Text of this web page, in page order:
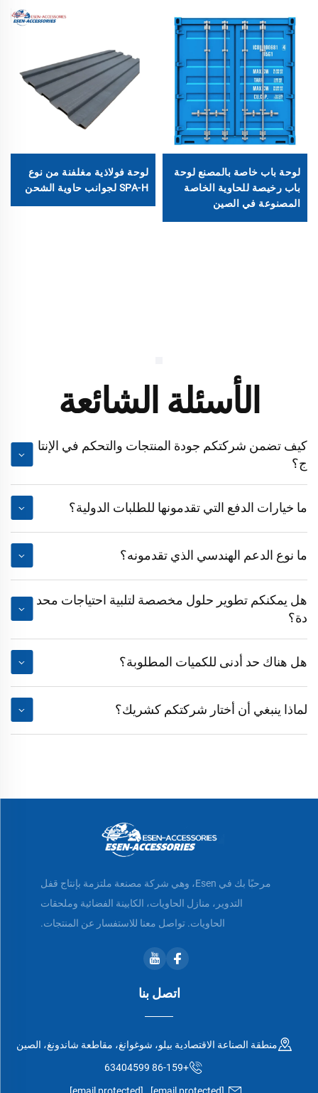
لوحة باب خاصة بالمصنع لوحة
باب رخيصة للحاوية الخاصة
المصنوعة في الصين
لوحة فولاذية مغلفنة من نوع
SPA-H لجوانب حاوية الشحن
الأسئلة الشائعة
كيف تضمن شركتكم جودة المنتجات والتحكم في الإنتا
ج؟
ما خيارات الدفع التي تقدمونها للطلبات الدولية؟
ما نوع الدعم الهندسي الذي تقدمونه؟
هل يمكنكم تطوير حلول مخصصة لتلبية احتياجات محد
دة؟
هل هناك حد أدنى للكميات المطلوبة؟
لماذا ينبغي أن أختار شركتكم كشريك؟
مرحبًا بك في Esen، وهي شركة مصنعة ملتزمة بإنتاج قفل
التدوير، منازل الحاويات، الكابينة الفضائية وملحقات
الحاويات. تواصل معنا للاستفسار عن المنتجات.
اتصل بنا
منطقة الصناعة الاقتصادية بيلو، شوغوانغ، مقاطعة شاندونغ، الصين
+86-159 63404599